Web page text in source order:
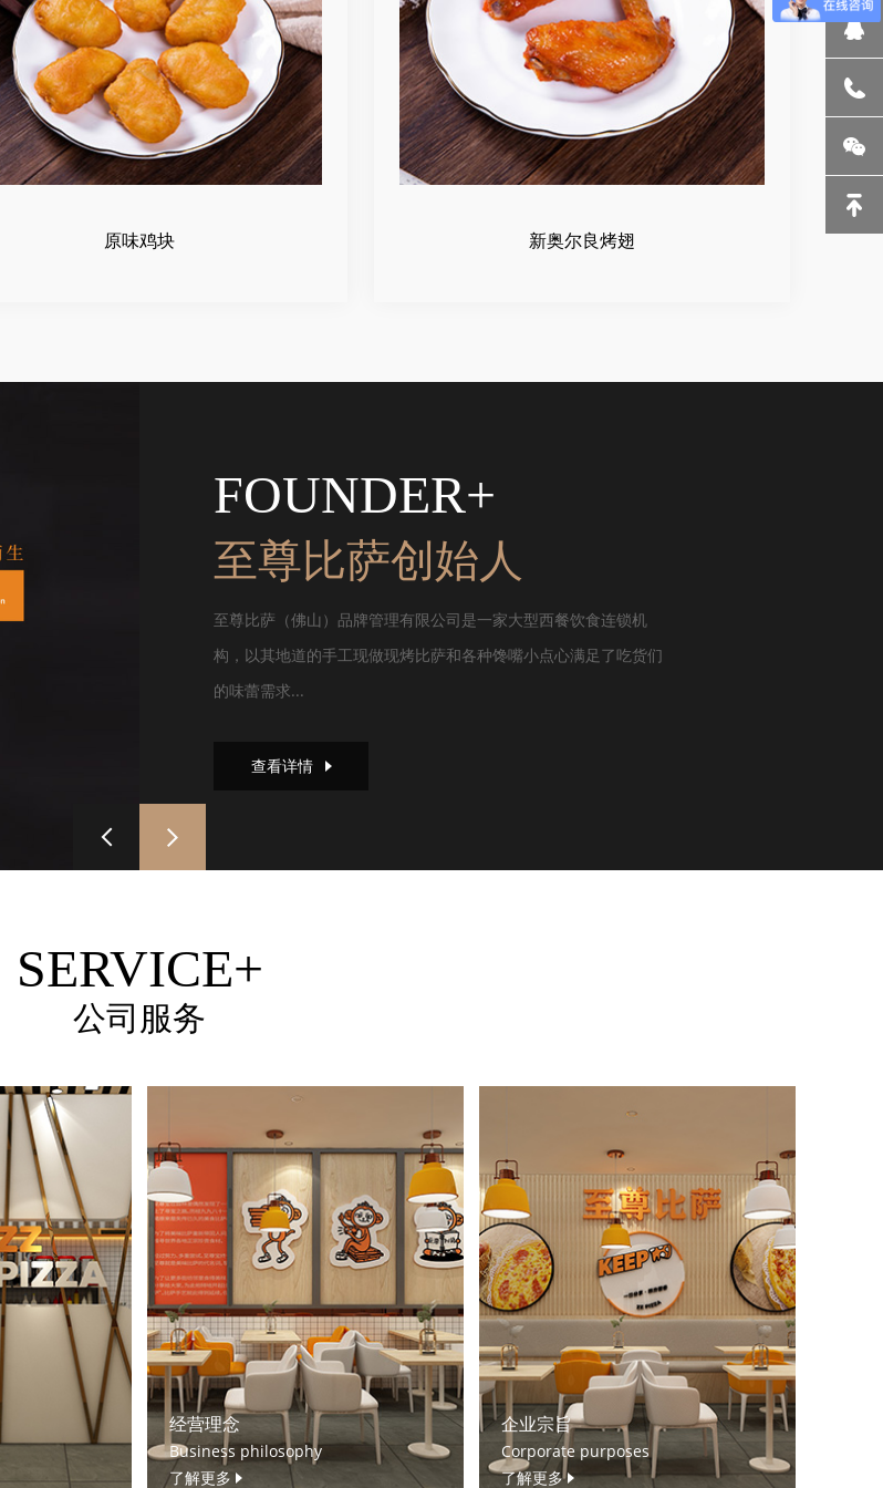
原味鸡块 新奥尔良烤翅
FOUNDER+
至尊比萨创始人
至尊比萨（佛山）品牌管理有限公司是一家大型西餐饮食连锁机
构，以其地道的手工现做现烤比萨和各种馋嘴小点心满足了吃货们
的味蕾需求...
查看详情
SERVICE+
公司服务
经营理念
Business philosophy
了解更多
企业宗旨
Corporate purposes
了解更多